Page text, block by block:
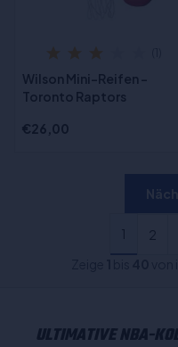
Wilson Mini-Reifen -
Toronto Raptors
€26,00
1 2
ULTIMATIVE NBA-